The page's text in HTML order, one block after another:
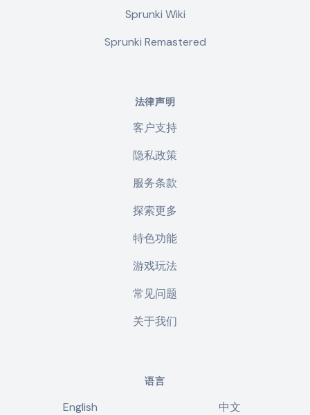
Sprunki Wiki
Sprunki Remastered
法律声明
客户支持
隐私政策
服务条款
探索更多
特色功能
游戏玩法
常见问题
关于我们
语言
English
中文